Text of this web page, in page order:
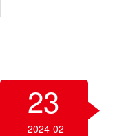
23
2024-02